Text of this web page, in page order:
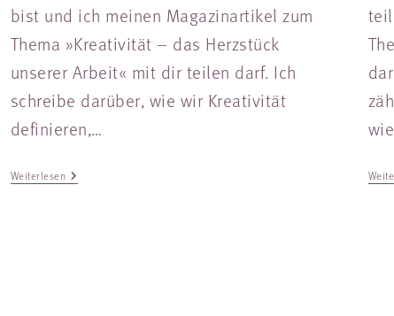
bist und ich meinen Magazinartikel zum
Thema »Kreativität – das Herzstück
unserer Arbeit« mit dir teilen darf. Ich
schreibe darüber, wie wir Kreativität
definieren,…
Weiterlesen